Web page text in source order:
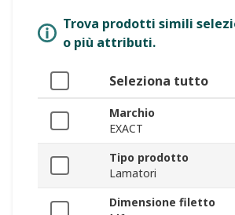
Trova prodotti simili
o più attributi.
Seleziona tutto
Marchio
EXACT
Tipo prodotto
Lamatori
Dimensione filetto